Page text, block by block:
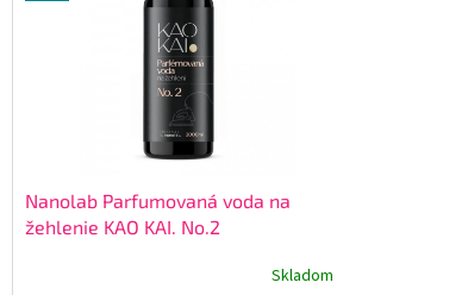
Nanolab Parfumovaná voda na
žehlenie KAO KAI. No.2
Skladom